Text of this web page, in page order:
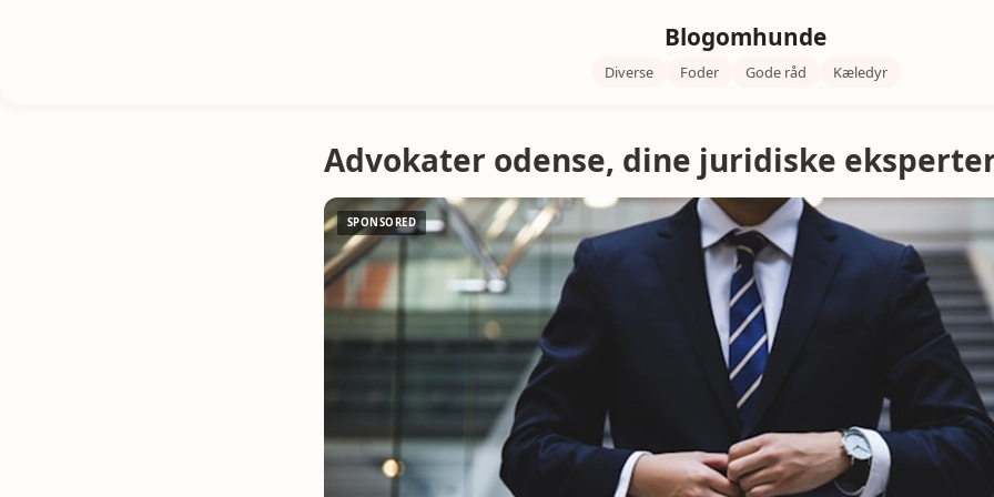
Blogomhunde
Diverse Foder Gode råd Kæledyr
Advokater odense, dine juridiske